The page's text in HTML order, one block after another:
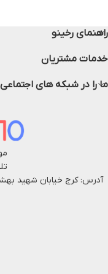
راهنمای رخینو
خدمات مشتریان
ما را در شبکه های